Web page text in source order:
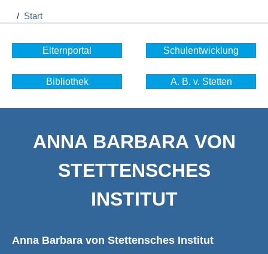
/ Start
Elternportal Schulentwicklung
Bibliothek A. B. v. Stetten
ANNA BARBARA VON
STETTENSCHES
INSTITUT
Anna Barbara von Stettensches Institut